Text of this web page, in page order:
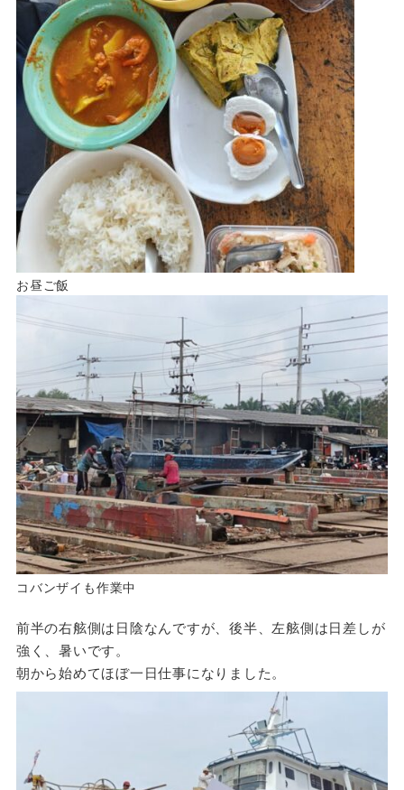
お昼ご飯
コバンザイも作業中
前半の右舷側は日陰なんですが、後半、左舷側は日差しが
強く、暑いです。
朝から始めてほぼ一日仕事になりました。